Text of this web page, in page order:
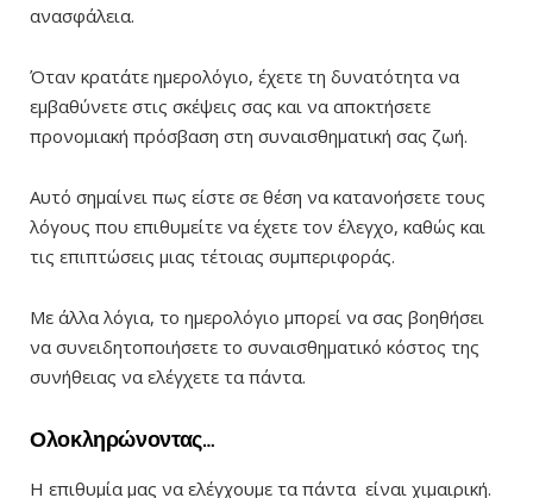
ανασφάλεια.
Όταν κρατάτε ημερολόγιο, έχετε τη δυνατότητα να
εμβαθύνετε στις σκέψεις σας και να αποκτήσετε
προνομιακή πρόσβαση στη συναισθηματική σας ζωή.
Αυτό σημαίνει πως είστε σε θέση να κατανοήσετε τους
λόγους που επιθυμείτε να έχετε τον έλεγχο, καθώς και
τις επιπτώσεις μιας τέτοιας συμπεριφοράς.
Με άλλα λόγια, το ημερολόγιο μπορεί να σας βοηθήσει
να συνειδητοποιήσετε το συναισθηματικό κόστος της
συνήθειας να ελέγχετε τα πάντα.
Ολοκληρώνοντας…
Η επιθυμία μας να ελέγχουμε τα πάντα είναι χιμαιρική.